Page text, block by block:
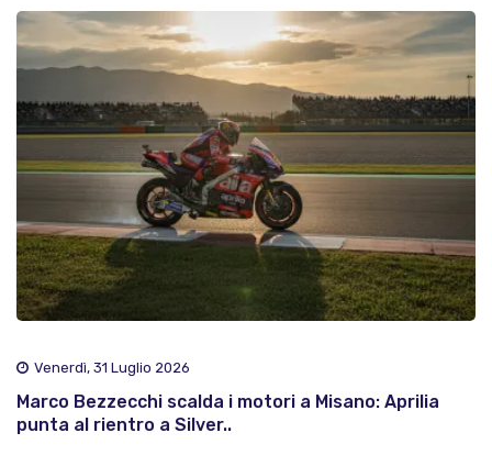
Venerdì, 31 Luglio 2026
Marco Bezzecchi scalda i motori a Misano: Aprilia
punta al rientro a Silver..